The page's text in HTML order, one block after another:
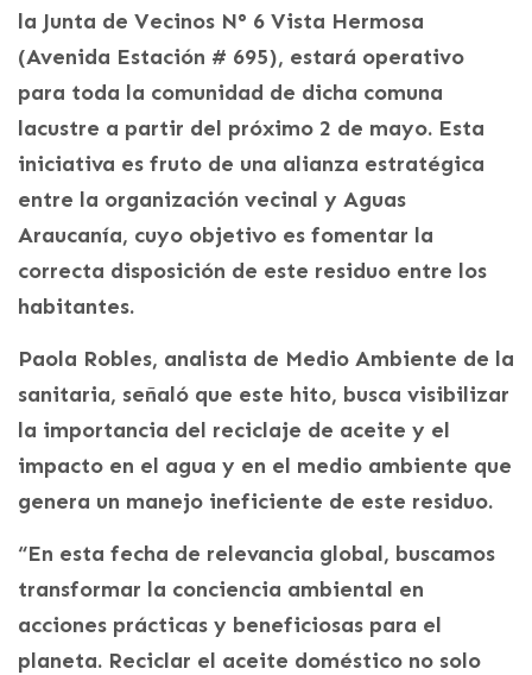
la Junta de Vecinos N° 6 Vista Hermosa
(Avenida Estación # 695), estará operativo
para toda la comunidad de dicha comuna
lacustre a partir del próximo 2 de mayo. Esta
iniciativa es fruto de una alianza estratégica
entre la organización vecinal y Aguas
Araucanía, cuyo objetivo es fomentar la
correcta disposición de este residuo entre los
habitantes.
Paola Robles, analista de Medio Ambiente de la
sanitaria, señaló que este hito, busca visibilizar
la importancia del reciclaje de aceite y el
impacto en el agua y en el medio ambiente que
genera un manejo ineficiente de este residuo.
“En esta fecha de relevancia global, buscamos
transformar la conciencia ambiental en
acciones prácticas y beneficiosas para el
planeta. Reciclar el aceite doméstico no solo